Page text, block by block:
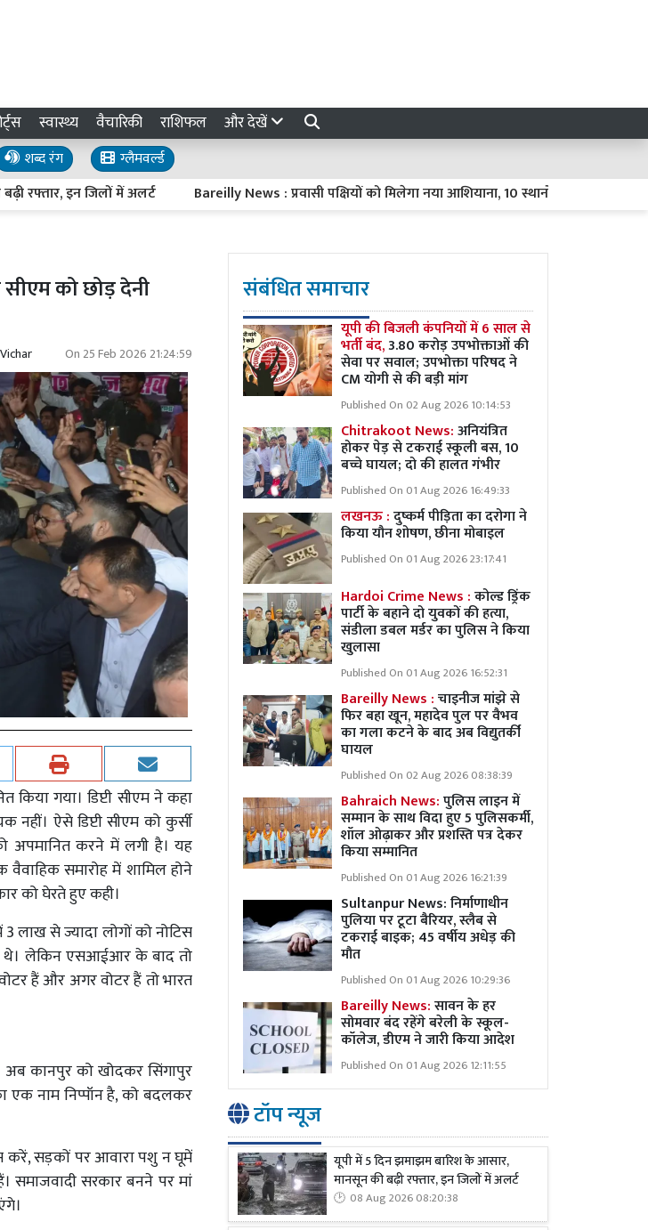
स्वास्थ्य वैचारिकी राशिफल और देखें
शब्द रंग
ग्लैमवर्ल्ड
इन जिलों में अलर्ट Bareilly News : प्रवासी पक्षियों को मिलेगा नया आशियाना, 10 स्थानों पर विकसित होंगे
को छोड़ देनी
On 25 Feb 2026 21:24:59
गया। डिप्टी सीएम ने कहा
नहीं। ऐसे डिप्टी सीएम को कुर्सी
अपमानित करने में लगी है। यह
वैवाहिक समारोह में शामिल होने
को घेरते हुए कही।
लाख से ज्यादा लोगों को नोटिस
थे। लेकिन एसआईआर के बाद तो
हैं और अगर वोटर हैं तो भारत
अब कानपुर को खोदकर सिंगापुर
एक नाम निप्पॉन है, को बदलकर
करें, सड़कों पर आवारा पशु न घूमें
समाजवादी सरकार बनने पर मां
संबंधित समाचार
यूपी की बिजली कंपनियों में 6 साल से
भर्ती बंद,3.80 करोड़ उपभोक्ताओं की
सेवा पर सवाल; उपभोक्ता परिषद ने
CM योगी से की बड़ी मांग
Published On 02 Aug 2026 10:14:53
Chitrakoot News:अनियंत्रित
होकर पेड़ से टकराई स्कूली बस, 10
बच्चे घायल; दो की हालत गंभीर
Published On 01 Aug 2026 16:49:33
लखनऊ :दुष्कर्म पीड़िता का दरोगा ने
किया यौन शोषण, छीना मोबाइल
Published On 01 Aug 2026 23:17:41
Hardoi Crime News :कोल्ड ड्रिंक
पार्टी के बहाने दो युवकों की हत्या,
संडीला डबल मर्डर का पुलिस ने किया
खुलासा
Published On 01 Aug 2026 16:52:31
Bareilly News :चाइनीज मांझे से
फिर बहा खून, महादेव पुल पर वैभव
का गला कटने के बाद अब विद्युतर्की
घायल
Published On 02 Aug 2026 08:38:39
Bahraich News:पुलिस लाइन में
सम्मान के साथ विदा हुए 5 पुलिसकर्मी,
शॉल ओढ़ाकर और प्रशस्ति पत्र देकर
किया सम्मानित
Published On 01 Aug 2026 16:21:39
Sultanpur News: निर्माणाधीन
पुलिया पर टूटा बैरियर, स्लैब से
टकराई बाइक; 45 वर्षीय अधेड़ की
मौत
Published On 01 Aug 2026 10:29:36
Bareilly News:सावन के हर
सोमवार बंद रहेंगे बरेली के स्कूल-
कॉलेज, डीएम ने जारी किया आदेश
Published On 01 Aug 2026 12:11:55
टॉप न्यूज
यूपी में 5 दिन झमाझम बारिश के आसार,
मानसून की बढ़ी रफ्तार, इन जिलों में अलर्ट
08 Aug 2026 08:20:38